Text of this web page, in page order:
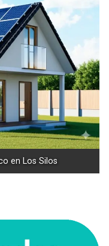
en Los Silos